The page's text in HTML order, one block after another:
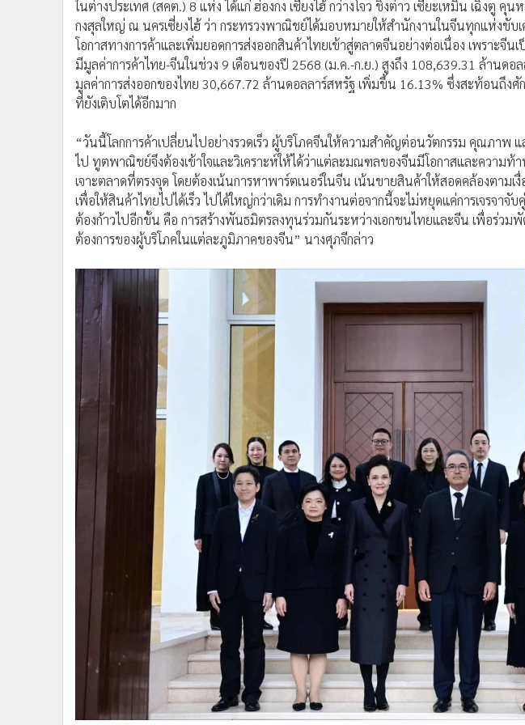
ในต่างประเทศ (สคต.) 8 แห่ง ได้แก่ ฮ่องกง เซี่ยงไฮ้ กว่างโจว ชิงต่าว เซียะเหมิน เฉิงตู
กงสุลใหญ่ ณ นครเซี่ยงไฮ้ ว่า กระทรวงพาณิชย์ได้มอบหมายให้สำนักงานในจีนทุกแห่งขับ
โอกาสทางการค้าและเพิ่มยอดการส่งออกสินค้าไทยเข้าสู่ตลาดจีนอย่างต่อเนื่อง เพราะจี
มีมูลค่าการค้าไทย-จีนในช่วง 9 เดือนของปี 2568 (ม.ค.-ก.ย.) สูงถึง 108,639.31 ล้านดอ
มูลค่าการส่งออกของไทย 30,667.72 ล้านดอลลาร์สหรัฐ เพิ่มขึ้น 16.13% ซึ่งสะท้อนถึง
ที่ยังเติบโตได้อีกมาก
“วันนี้โลกการค้าเปลี่ยนไปอย่างรวดเร็ว ผู้บริโภคจีนให้ความสำคัญต่อนวัตกรรม คุณภาพ
ไป ทูตพาณิชย์จึงต้องเข้าใจและวิเคราะห์ให้ได้ว่าแต่ละมณฑลของจีนมีโอกาสและความท้
เจาะตลาดที่ตรงจุด โดยต้องเน้นการหาพาร์ตเนอร์ในจีน เน้นขายสินค้าให้สอดคล้องตามเ
เพื่อให้สินค้าไทยไปได้เร็ว ไปได้ใหญ่กว่าเดิม การทำงานต่อจากนี้จะไม่หยุดแค่การเจรจาจั
ต้องก้าวไปอีกขั้น คือ การสร้างพันธมิตรลงทุนร่วมกันระหว่างเอกชนไทยและจีน เพื่อร่ว
ต้องการของผู้บริโภคในแต่ละภูมิภาคของจีน” นางศุภจีกล่าว